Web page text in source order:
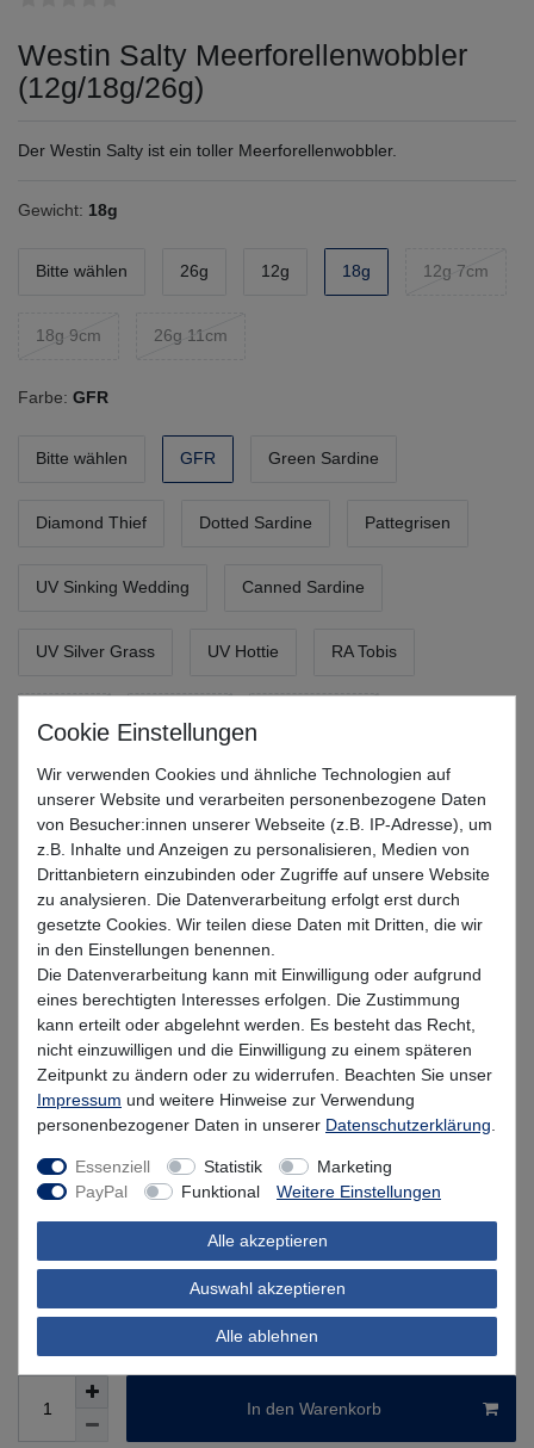
Westin Salty Meerforellenwobbler
(12g/18g/26g)
Der Westin Salty ist ein toller Meerforellenwobbler.
Gewicht: 18g
Bitte wählen 26g 12g 18g 12g 7cm
18g 9cm 26g 11cm
Farbe: GFR
Bitte wählen GFR Green Sardine
Diamond Thief Dotted Sardine Pattegrisen
UV Sinking Wedding Canned Sardine
UV Silver Grass UV Hottie RA Tobis
UV Real Goby UV Three Amigos RA Viol
RA Hottie Headlight UV Hottie Pearl
Brown Headlight Olive Ayu Silver Ayu
Sparkling Herring Yellow Ayu Canned_Sardine
Pink Opal
UVP 6,99 €
6,29 EUR*
* inkl. MwSt. zzgl. Versandkosten
Lieferzeit 1-3 Tage (Deutschland); 3-7 Tage (Ausland)
Informationen zur Berechnung des Liefertermins hier
In den Warenkorb
Wir verwenden Cookies und ähnliche Technologien auf
unserer Website und verarbeiten personenbezogene Daten
von Besucher:innen unserer Webseite (z.B. IP-Adresse), um
z.B. Inhalte und Anzeigen zu personalisieren, Medien von
Drittanbietern einzubinden oder Zugriffe auf unsere Website
zu analysieren. Die Datenverarbeitung erfolgt erst durch
gesetzte Cookies. Wir teilen diese Daten mit Dritten, die wir
in den Einstellungen benennen.
Die Datenverarbeitung kann mit Einwilligung oder aufgrund
eines berechtigten Interesses erfolgen. Die Zustimmung
kann erteilt oder abgelehnt werden. Es besteht das Recht,
nicht einzuwilligen und die Einwilligung zu einem späteren
Zeitpunkt zu ändern oder zu widerrufen. Beachten Sie unser
Impressum und weitere Hinweise zur Verwendung
personenbezogener Daten in unserer Daten­schutz­erklärung
Essenziell Statistik
Marketing
PayPal
Funktional Weitere Einstellungen
Alle akzeptieren
Auswahl akzeptieren
Alle ablehnen